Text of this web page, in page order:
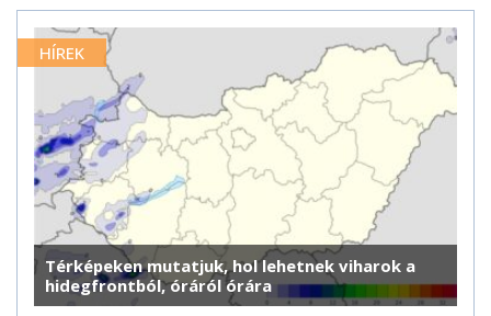
HÍREK
Térképeken mutatjuk, hol lehetnek viharok a
hidegfrontból, óráról órára